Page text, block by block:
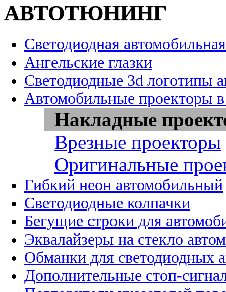
АВТОТЮНИНГ
Светодиодная
Ангельские глазки
Светодиодные 3d логотипы
Автомобильные проекторы
Накладные
Врезные проекторы
Оригинальные
Гибкий неон автомобильный
Светодиодные колпачки
Бегущие строки для
Эквалайзеры на стекло
Обманки для светодиодных
Дополнительные стоп-